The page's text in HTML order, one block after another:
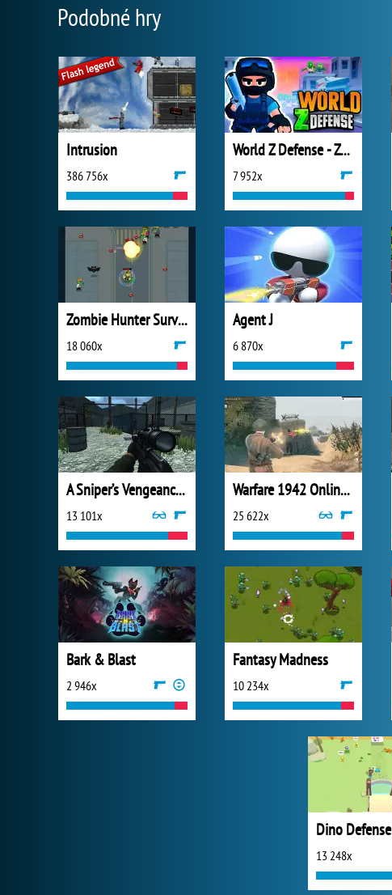
Podobné hry
Intrusion
386 756x
World Z Defense - Zombie Defense
7 952x
Zombie Hunter Survival
18 060x
Agent J
6 870x
A Sniper’s Vengeance : The Story of Linh
13 101x
Warfare 1942 Online Shooter
25 622x
Bark & Blast
2 946x
Fantasy Madness
10 234x
Dino Defense
13 248x